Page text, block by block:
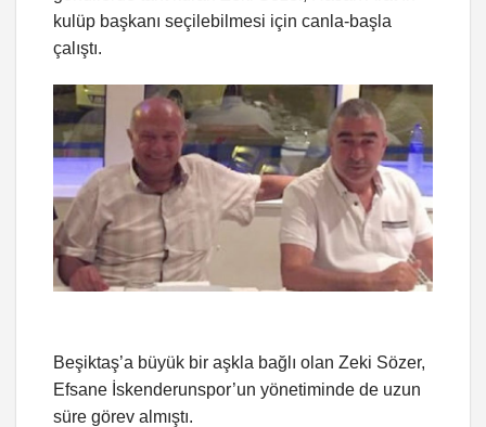
kulüp başkanı seçilebilmesi için canla-başla
çalıştı.
Beşiktaş’a büyük bir aşkla bağlı olan Zeki Sözer,
Efsane İskenderunspor’un yönetiminde de uzun
süre görev almıştı.